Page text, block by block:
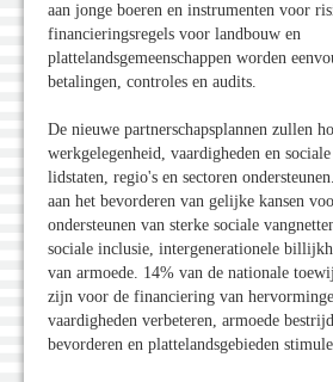
aan jonge boeren en instrumenten voor
financieringsregels voor landbouw en
plattelandsgemeenschappen worden
betalingen, controles en audits.
De nieuwe partnerschapsplannen zullen
werkgelegenheid, vaardigheden en
lidstaten, regio's en sectoren
aan het bevorderen van gelijke kansen
ondersteunen van sterke sociale
sociale inclusie, intergenerationele
van armoede. 14% van de nationale
zijn voor de financiering van
vaardigheden verbeteren, armoede
bevorderen en plattelandsgebieden